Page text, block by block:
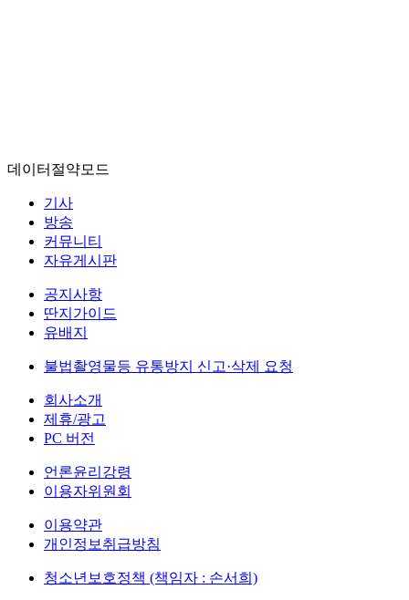
데이터절약모드
기사
방송
커뮤니티
자유게시판
공지사항
딴지가이드
유배지
불법촬영물등 유통방지 신고·삭제 요청
회사소개
제휴/광고
PC 버전
언론윤리강령
이용자위원회
이용약관
개인정보취급방침
청소년보호정책 (책임자 : 손서희)